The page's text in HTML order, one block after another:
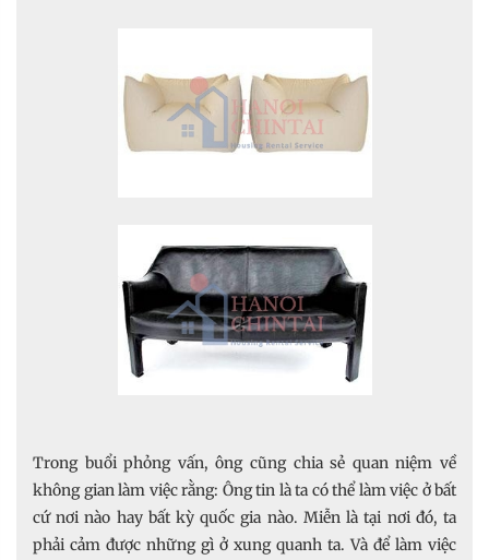
Trong buổi phỏng vấn, ông cũng chia sẻ quan niệm về
không gian làm việc rằng: Ông tin là ta có thể làm việc ở bất
cứ nơi nào hay bất kỳ quốc gia nào. Miễn là tại nơi đó, ta
phải cảm được những gì ở xung quanh ta. Và để làm việc